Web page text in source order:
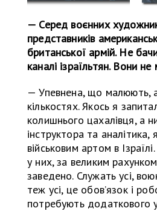
— Серед воєнних
представників
британської армій. Не
каналі ізраїльтян. Вони
— Упевнена, що малюють,
кількостях. Якось я
колишнього цахалівця, а
інструктора та аналітика,
військовим артом в
у них, за великим
заведено. Служать усі,
теж усі, це обов’язок і
потребують додаткового